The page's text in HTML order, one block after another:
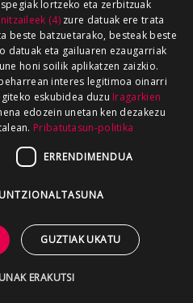
lortzeko eta zerbitzuak
(4)zure datuak ere trata
beste batzuetarako, besteak beste
datuak eta gailuaren ezaugarriak
honi soilik aplikatzen zaizkio.
interes legitimoa oinarri
eskubidea duzu Iragarkien
edozein unetan ken dezakezu
Pribatutasun-politika
ERRENDIMENDUA
GUZTIAK UKATU
ERAKUTSI